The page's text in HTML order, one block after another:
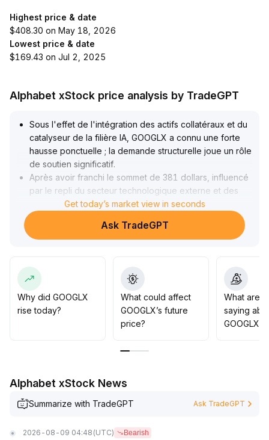
Highest price & date
$408.30 on May 18, 2026
Lowest price & date
$169.43 on Jul 2, 2025
Alphabet xStock price analysis by TradeGPT
Sous l'effet de l'intégration des actifs collatéraux et du
catalyseur de la filière IA, GOOGLX a connu une forte
hausse ponctuelle ; la demande structurelle joue un rôle
de soutien significatif.
Après avoir franchi le sommet de 381 dollars, influencé
par le repli du secteur technologique externe et des
nouvelles défavorables liées à l'IA, les bulls à court
terme ont pris l'initiative d'encaisser leurs bénéfices
À court terme, un repli vers le niveau de soutien clé de
long terme les opportunités de configuration générées
par la résonance entre l'IA et les anticipations
macroéconomiques
À court terme, maintenez une gestion de position
flexible pour éviter le risque de volatilité en range.
Get today’s market view in seconds
Ask TradeGPT
Why did GOOGLX
rise today?
What could affect
GOOGLX’s future
price?
What are
saying
GOOGLX?
Alphabet xStock News
Summarize with TradeGPT Ask TradeGPT
2026-08-09 04:48 (UTC) Bearish